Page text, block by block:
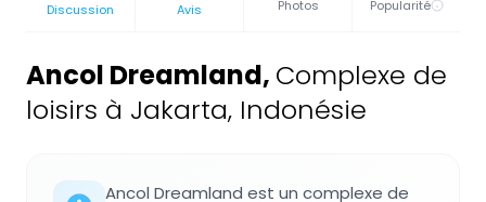
Discussion Avis Photos Popularité
Ancol Dreamland, Complexe de
loisirs à Jakarta, Indonésie
Ancol Dreamland est un complexe de